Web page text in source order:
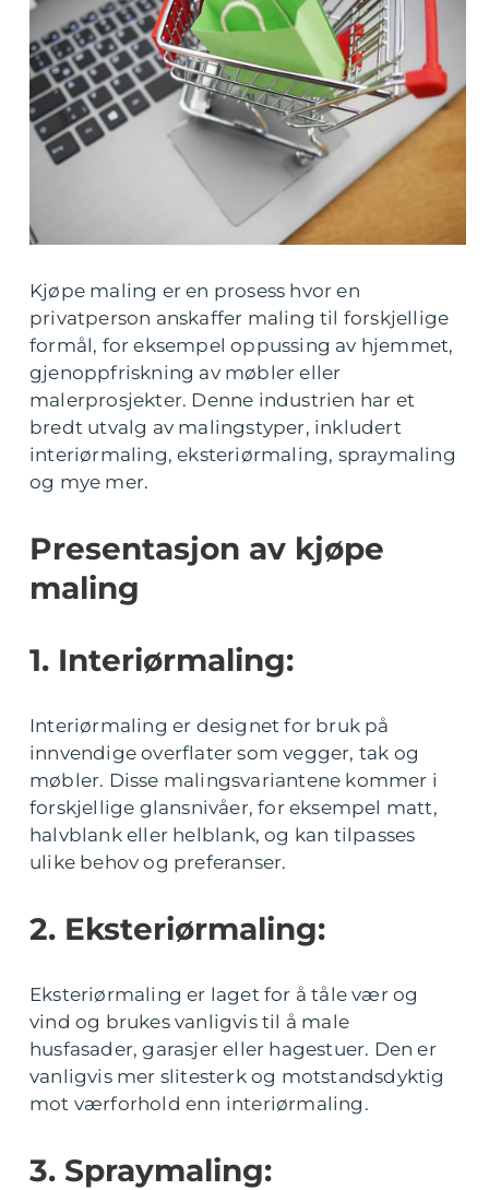
Kjøpe maling er en prosess hvor en
privatperson anskaffer maling til forskjellige
formål, for eksempel oppussing av hjemmet,
gjenoppfriskning av møbler eller
malerprosjekter. Denne industrien har et
bredt utvalg av malingstyper, inkludert
interiørmaling, eksteriørmaling, spraymaling
og mye mer.
Presentasjon av kjøpe
maling
1. Interiørmaling:
Interiørmaling er designet for bruk på
innvendige overflater som vegger, tak og
møbler. Disse malingsvariantene kommer i
forskjellige glansnivåer, for eksempel matt,
halvblank eller helblank, og kan tilpasses
ulike behov og preferanser.
2. Eksteriørmaling:
Eksteriørmaling er laget for å tåle vær og
vind og brukes vanligvis til å male
husfasader, garasjer eller hagestuer. Den er
vanligvis mer slitesterk og motstandsdyktig
mot værforhold enn interiørmaling.
3. Spraymaling: